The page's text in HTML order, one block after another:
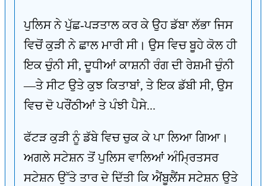
ਪੁਲਿਸ ਨੇ ਪੁੱਛ-ਪੜਤਾਲ ਕਰ ਕੇ ਉਹ ਡੱਬਾ ਲੱਭਾ ਜਿਸ
ਵਿਚੋਂ ਕੁੜੀ ਨੇ ਛਾਲ ਮਾਰੀ ਸੀ। ਉਸ ਵਿਚ ਬੂਹੇ ਕੋਲ ਹੀ
ਇਕ ਚੁੰਨੀ ਸੀ, ਦੂਧੀਆਂ ਕਾਸ਼ਨੀ ਰੰਗ ਦੀ ਰੇਸ਼ਮੀ ਚੁੰਨੀ
—ਤੇ ਸੀਟ ਉਤੇ ਕੁਝ ਕਿਤਾਬਾਂ, ਤੇ ਇਕ ਡੱਬੀ ਸੀ, ਉਸ
ਵਿਚ ਦੋ ਪਰੌਂਠੀਆਂ ਤੇ ਪੰਝੀ ਪੈਸੇ...
ਫੱਟੜ ਕੁੜੀ ਨੂੰ ਡੱਬੇ ਵਿਚ ਚੁਕ ਕੇ ਪਾ ਲਿਆ ਗਿਆ।
ਅਗਲੇ ਸਟੇਸ਼ਨ ਤੋਂ ਪੁਲਿਸ ਵਾਲਿਆਂ ਅੰਮ੍ਰਿਤਸਰ
ਸਟੇਸ਼ਨ ਉੱਤੇ ਤਾਰ ਦੇ ਦਿੱਤੀ ਕਿ ਐਂਬੂਲੈਂਸ ਸਟੇਸ਼ਨ ਉਤੇ